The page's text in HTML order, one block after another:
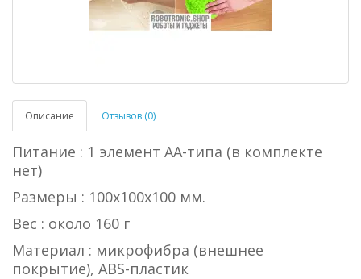
Описание Отзывов (0)
Питание : 1 элемент АА-типа (в комплекте
нет)
Размеры : 100x100x100 мм.
Вес : около 160 г
Материал : микрофибра (внешнее
покрытие), ABS-пластик